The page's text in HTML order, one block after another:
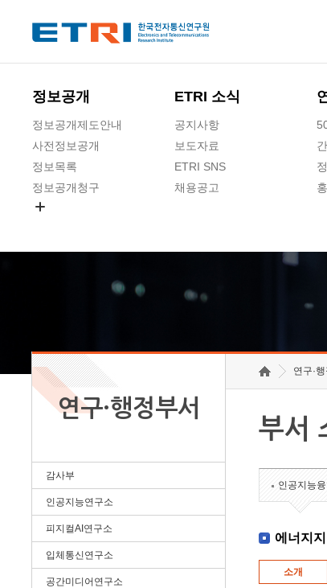
정보공개
정보공개제도안내
사전정보공개
정보목록
정보공개청구
ETRI 소식
공지사항
보도자료
ETRI SNS
채용공고
연구·행정부서
감사부
인공지능연구소
피지컬AI연구소
입체통신연구소
공간미디어연구소
연구·
부서
인공지능
에너지
소개